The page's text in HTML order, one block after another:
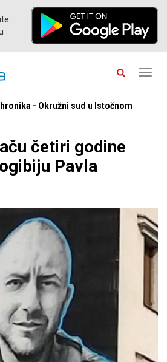
- Okružni sud u Istočnom
četiri godine
Pavla